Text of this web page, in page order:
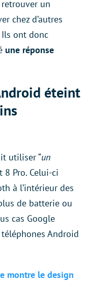
un
chez d’autres
ont donc
une réponse
éteint
utiliser “un
8 Pro. Celui-ci
à l’intérieur des
de batterie ou
cas Google
Android
montre le design